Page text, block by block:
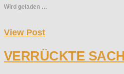
Wird geladen …
View Post
VERRÜCKTE